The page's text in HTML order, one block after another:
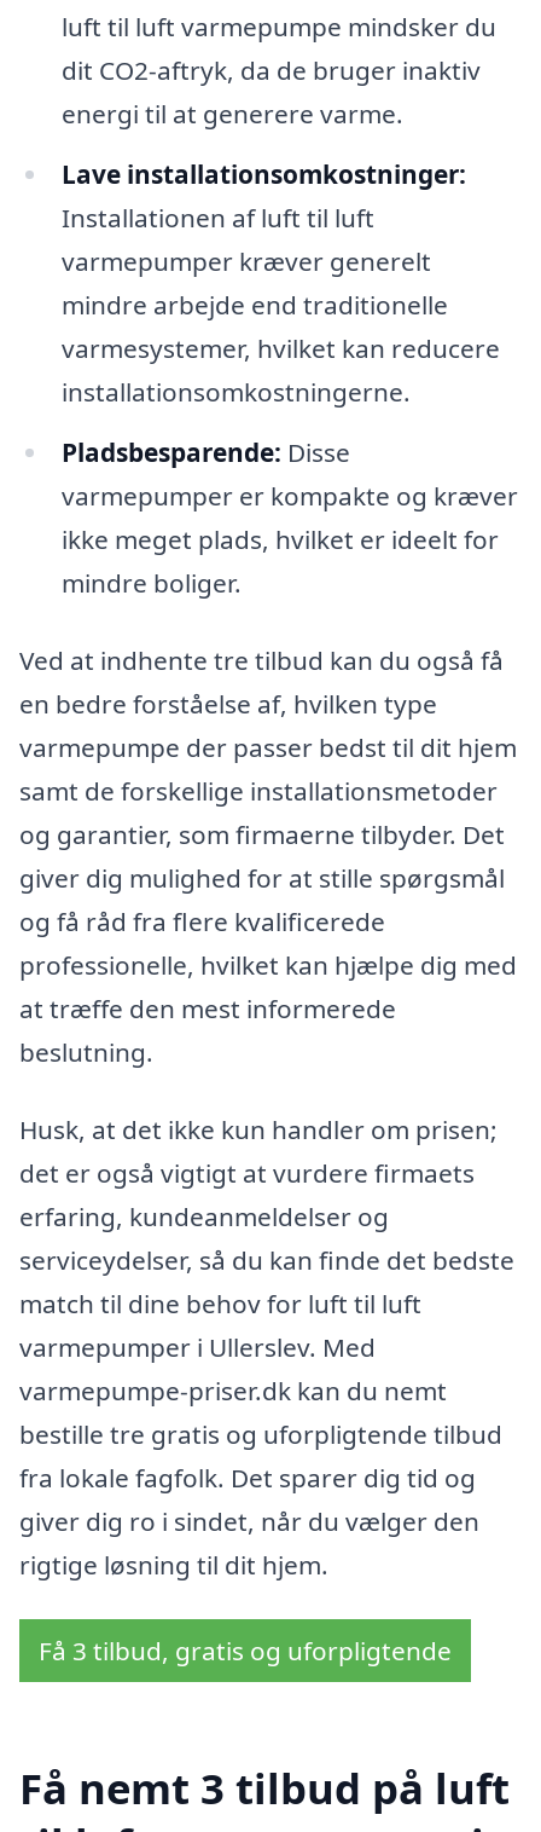
luft til luft varmepumpe mindsker du
dit CO2-aftryk, da de bruger inaktiv
energi til at generere varme.
Lave installationsomkostninger:
Installationen af luft til luft
varmepumper kræver generelt
mindre arbejde end traditionelle
varmesystemer, hvilket kan reducere
installationsomkostningerne.
Pladsbesparende: Disse
varmepumper er kompakte og kræver
ikke meget plads, hvilket er ideelt for
mindre boliger.
Ved at indhente tre tilbud kan du også få
en bedre forståelse af, hvilken type
varmepumpe der passer bedst til dit hjem
samt de forskellige installationsmetoder
og garantier, som firmaerne tilbyder. Det
giver dig mulighed for at stille spørgsmål
og få råd fra flere kvalificerede
professionelle, hvilket kan hjælpe dig med
at træffe den mest informerede
beslutning.
Husk, at det ikke kun handler om prisen;
det er også vigtigt at vurdere firmaets
erfaring, kundeanmeldelser og
serviceydelser, så du kan finde det bedste
match til dine behov for luft til luft
varmepumper i Ullerslev. Med
varmepumpe-priser.dk kan du nemt
bestille tre gratis og uforpligtende tilbud
fra lokale fagfolk. Det sparer dig tid og
giver dig ro i sindet, når du vælger den
rigtige løsning til dit hjem.
Få 3 tilbud, gratis og uforpligtende
Få nemt 3 tilbud på luft